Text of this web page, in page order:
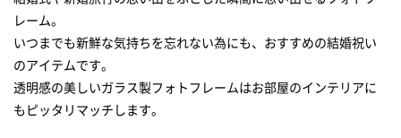
レーム。
いつまでも新鮮な気持ちを忘れない為にも、おすすめの結婚祝い
のアイテムです。
透明感の美しいガラス製フォトフレームはお部屋のインテリアに
もピッタリマッチします。